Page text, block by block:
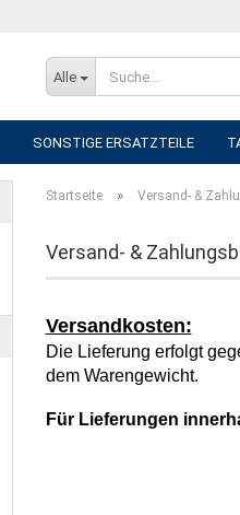
Alle
SONSTIGE ERSATZTEILE
Startseite » Versand- &
Versand- &
Versandkosten:
Die Lieferung erfolgt
dem Warengewicht.
Für Lieferungen